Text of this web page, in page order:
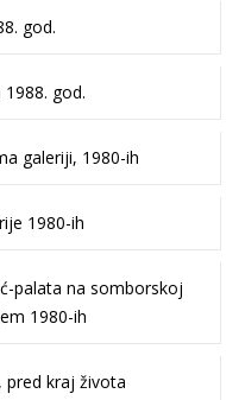
god.
god.
galeriji, 1980-ih
1980-ih
palata na somborskoj
1980-ih
pred kraj života